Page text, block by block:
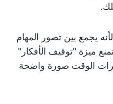
يجمع بين تصور المهام
ميزة "توقيف الأفكار"
الوقت صورة واضحة